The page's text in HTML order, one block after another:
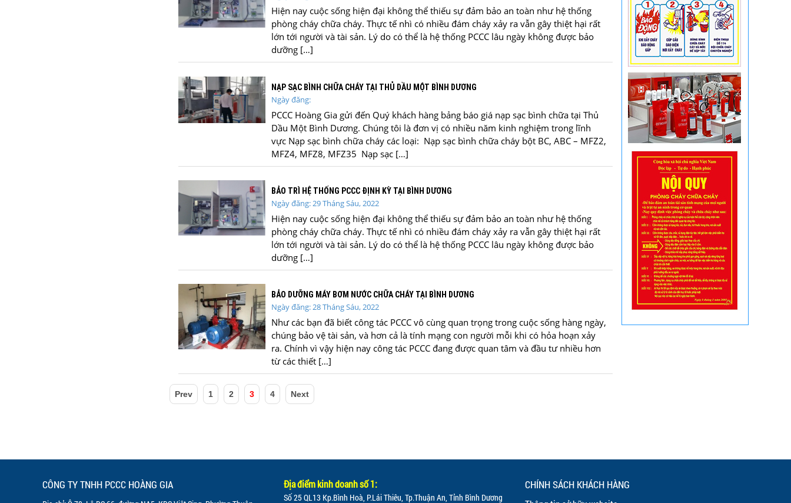
Hiện nay cuộc sống hiện đại không thể thiếu sự đảm bảo an toàn như hệ thống
phòng cháy chữa cháy. Thực tế nhì có nhiều đám cháy xảy ra vẫn gây thiệt hại rất
lớn tới người và tài sản. Lý do có thể là hệ thống PCCC lâu ngày không được bảo
dưỡng […]
NẠP SẠC BÌNH CHỮA CHÁY TẠI THỦ DẦU MỘT BÌNH DƯƠNG
Ngày đăng:
PCCC Hoàng Gia gửi đến Quý khách hàng bảng báo giá nạp sạc bình chữa tại Thủ
Dầu Một Bình Dương. Chúng tôi là đơn vị có nhiều năm kinh nghiệm trong lĩnh
vực Nạp sạc bình chữa cháy các loại: Nạp sạc bình chữa cháy bột BC, ABC – MFZ2,
MFZ4, MFZ8, MFZ35 Nạp sạc […]
BẢO TRÌ HỆ THỐNG PCCC ĐỊNH KỲ TẠI BÌNH DƯƠNG
Ngày đăng: 29 Tháng Sáu, 2022
Hiện nay cuộc sống hiện đại không thể thiếu sự đảm bảo an toàn như hệ thống
phòng cháy chữa cháy. Thực tế nhì có nhiều đám cháy xảy ra vẫn gây thiệt hại rất
lớn tới người và tài sản. Lý do có thể là hệ thống PCCC lâu ngày không được bảo
dưỡng […]
BẢO DƯỠNG MÁY BƠM NƯỚC CHỮA CHÁY TẠI BÌNH DƯƠNG
Ngày đăng: 28 Tháng Sáu, 2022
Như các bạn đã biết công tác PCCC vô cùng quan trọng trong cuộc sống hàng ngày,
chúng bảo vệ tài sản, và hơn cả là tính mạng con người mỗi khi có hỏa hoạn xảy
ra. Chính vì vậy hiện nay công tác PCCC đang được quan tâm và đầu tư nhiều hơn
từ các thiết […]
Prev 1 2 3 4 Next
CÔNG TY TNHH PCCC HOÀNG GIA Địa điểm kinh doanh số 1:
Số 25 QL13 Kp.Bình Hoà, P.Lái Thiêu, Tp.Thuận An, Tỉnh Bình Dương
CHÍNH SÁCH KHÁCH HÀNG